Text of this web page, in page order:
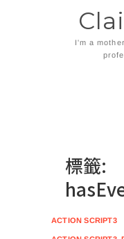
I'm a
標籤:
ACTION SCRIPT3